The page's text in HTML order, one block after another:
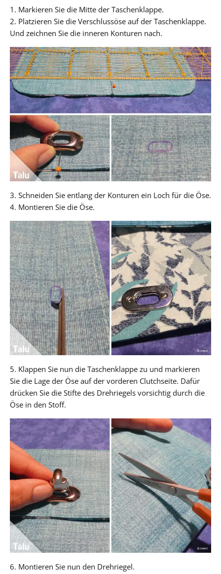
1. Markieren Sie die Mitte der Taschenklappe.
2. Platzieren Sie die Verschlussöse auf der Taschenklappe.
Und zeichnen Sie die inneren Konturen nach.
3. Schneiden Sie entlang der Konturen ein Loch für die Öse.
4. Montieren Sie die Öse.
5. Klappen Sie nun die Taschenklappe zu und markieren
Sie die Lage der Öse auf der vorderen Clutchseite. Dafür
drücken Sie die Stifte des Drehriegels vorsichtig durch die
Öse in den Stoff.
6. Montieren Sie nun den Drehriegel.